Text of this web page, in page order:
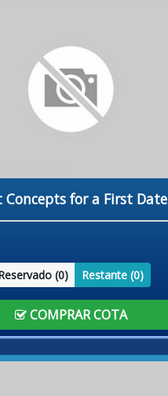
Concepts for a First Date
(0) Restante (0)
COMPRAR COTA